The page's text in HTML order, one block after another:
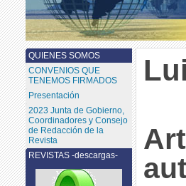
QUIENES SOMOS
CONVENIOS QUE
TENEMOS FIRMADOS
Presentación
2023 Junta de Gobierno,
Coordinadores y Consejo
de Redacción de la
Revista
REVISTAS -descargas-